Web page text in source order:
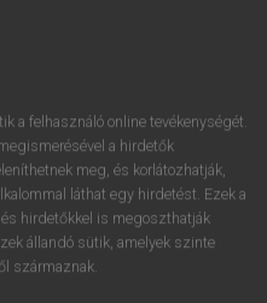
A szótár 2 órás,
regisztrálok és
.
a felhasználó online tevékenységét.
a hirdetők
meg, és korlátozhatják,
láthat egy hirdetést. Ezek a
hirdetőkkel is megoszthatják
állandó sütik, amelyek szinte
származnak.